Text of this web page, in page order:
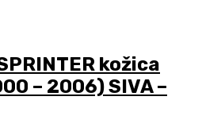
kožica
– 2006) SIVA –